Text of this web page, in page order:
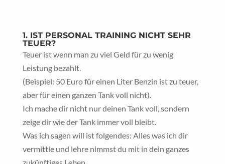
1. IST PERSONAL TRAINING NICHT SEHR
TEUER?
Teuer ist wenn man zu viel Geld für zu wenig
Leistung bezahlt.
(Beispiel: 50 Euro für einen Liter Benzin ist zu teuer,
aber für einen ganzen Tank voll nicht).
Ich mache dir nicht nur deinen Tank voll, sondern
zeige dir wie der Tank immer voll bleibt.
Was ich sagen will ist folgendes: Alles was ich dir
vermittle und lehre nimmst du mit in dein ganzes